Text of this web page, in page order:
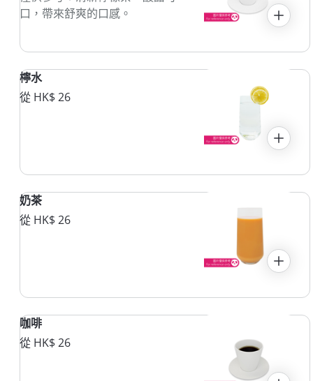
口，帶來舒爽的口感。
檸水
從 HK$ 26
奶茶
從 HK$ 26
咖啡
從 HK$ 26